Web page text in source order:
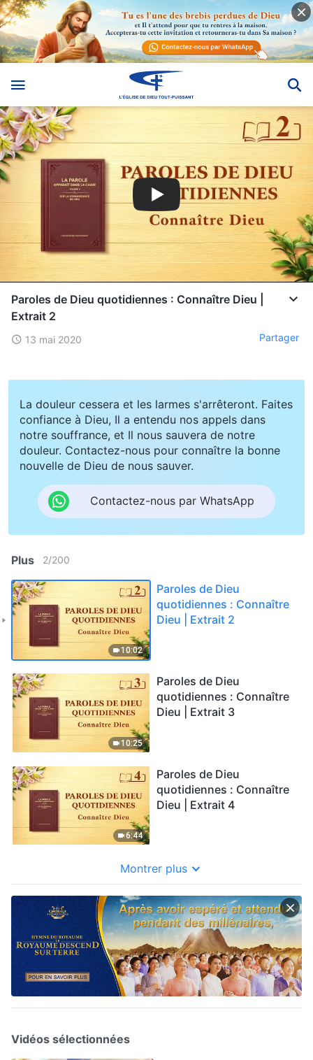
Paroles de Dieu quotidiennes : Connaître Dieu |
Extrait 2
13 mai 2020 Partager
La douleur cessera et les larmes s'arrêteront. Faites
confiance à Dieu, Il a entendu nos appels dans
notre souffrance, et Il nous sauvera de notre
douleur. Contactez-nous pour connaître la bonne
nouvelle de Dieu de nous sauver.
Contactez-nous par WhatsApp
Plus 2/200
10:02
Paroles de Dieu
quotidiennes : Connaître
Dieu | Extrait 2
10:25
Paroles de Dieu
quotidiennes : Connaître
Dieu | Extrait 3
6:44
Paroles de Dieu
quotidiennes : Connaître
Dieu | Extrait 4
Montrer plus
Vidéos sélectionnées